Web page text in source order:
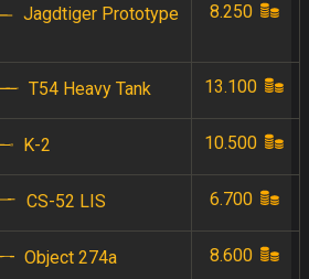
Jagdtiger Prototype 8.250
T54 Heavy Tank 13.100
K-2 10.500
CS-52 LIS 6.700
Object 274a 8.600